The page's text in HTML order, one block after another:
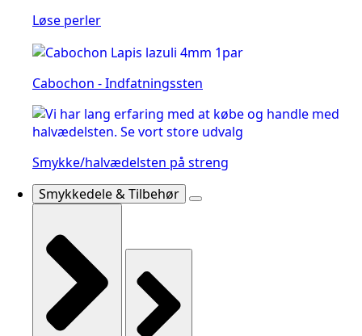
Løse perler
Cabochon - Indfatningssten
Smykke/halvædelsten på streng
Smykkedele & Tilbehør